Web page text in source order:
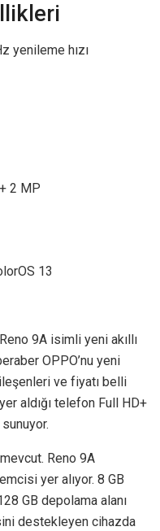
yenileme hızı
2 MP
13
9A isimli yeni akıllı
OPPO’nu yeni
ve fiyatı belli
aldığı telefon Full HD+
Reno 9A
yer alıyor. 8 GB
GB depolama alanı
destekleyen cihazda